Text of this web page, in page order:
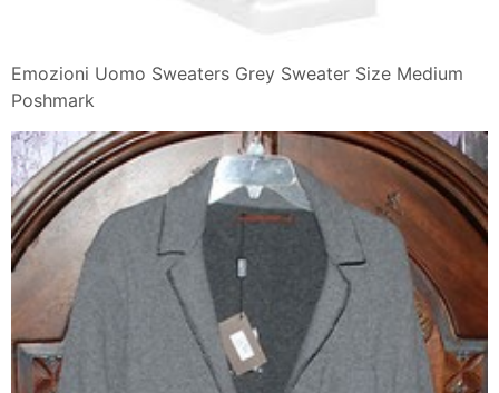
Emozioni Uomo Sweaters Grey Sweater Size Medium
Poshmark